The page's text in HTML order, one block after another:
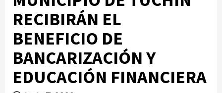
RECIBIRÁN EL
BENEFICIO DE
BANCARIZACIÓN Y
EDUCACIÓN FINANCIERA